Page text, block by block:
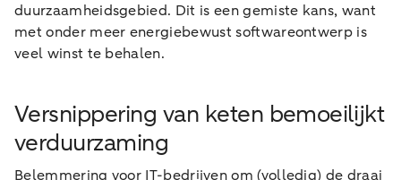
duurzaamheidsgebied. Dit is een gemiste kans, want
met onder meer energiebewust softwareontwerp is
veel winst te behalen.
Versnippering van keten bemoeilijkt
verduurzaming
Belemmering voor IT-bedrijven om (volledig) de draai